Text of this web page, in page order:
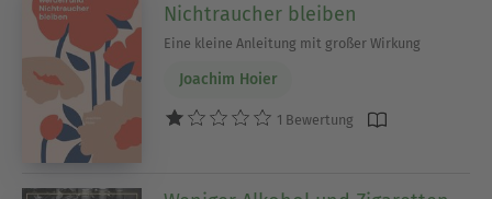
Nichtraucher bleiben
Eine kleine Anleitung mit großer Wirkung
Joachim Hoier
1 Bewertung